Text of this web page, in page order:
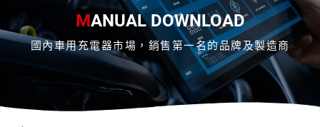
MANUAL DOWNLOAD
國內車用充電器市場，銷售第一名的品牌及製造商